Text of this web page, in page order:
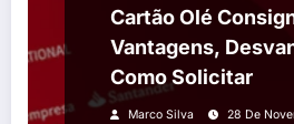
Cartão Olé
Vantagens,
Como Solicitar
Marco Silva
28 De